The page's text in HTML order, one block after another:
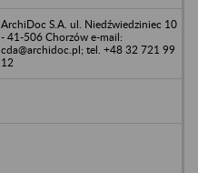
ArchiDoc S.A. ul. Niedźwiedziniec 10
- 41-506 Chorzów e-mail:
cda@archidoc.pl; tel. +48 32 721 99
12